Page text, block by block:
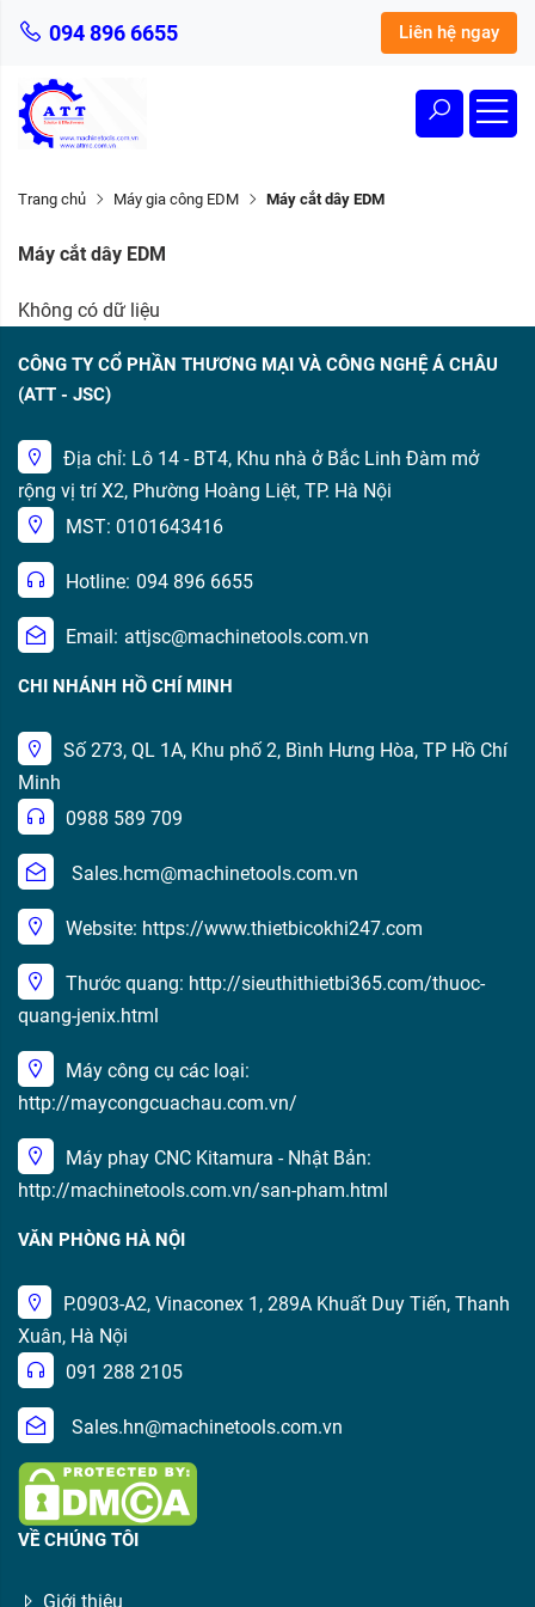
094 896 6655 Liên hệ ngay
Trang chủ Máy gia công EDM Máy cắt dây EDM
Máy cắt dây EDM
Không có dữ liệu
CÔNG TY CỔ PHẦN THƯƠNG MẠI VÀ CÔNG NGHỆ Á CHÂU
(ATT - JSC)
Địa chỉ: Lô 14 - BT4, Khu nhà ở Bắc Linh Đàm mở
rộng vị trí X2, Phường Hoàng Liệt, TP. Hà Nội
MST: 0101643416
Hotline: 094 896 6655
Email: attjsc@machinetools.com.vn
CHI NHÁNH HỒ CHÍ MINH
Số 273, QL 1A, Khu phố 2, Bình Hưng Hòa, TP Hồ Chí
Minh
0988 589 709
Sales.hcm@machinetools.com.vn
Website: https://www.thietbicokhi247.com
Thước quang: http://sieuthithietbi365.com/thuoc-
quang-jenix.html
Máy công cụ các loại:
http://maycongcuachau.com.vn/
Máy phay CNC Kitamura - Nhật Bản:
http://machinetools.com.vn/san-pham.html
VĂN PHÒNG HÀ NỘI
P.0903-A2, Vinaconex 1, 289A Khuất Duy Tiến, Thanh
Xuân, Hà Nội
091 288 2105
Sales.hn@machinetools.com.vn
VỀ CHÚNG TÔI
Giới thiệu